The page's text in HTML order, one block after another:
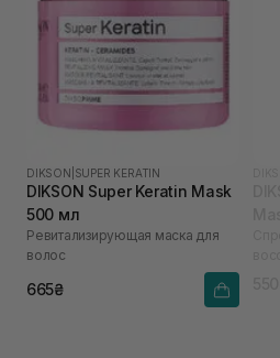
DIKSON SUPER KERATIN
DIKSON Super Keratin Mask
500 мл
Ревитализирующая маска для
волос
665₴